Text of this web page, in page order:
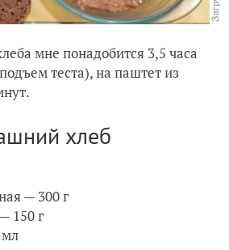
мне понадобится 3,5 часа
теста), на паштет из
хлеб
— 300 г
150 г